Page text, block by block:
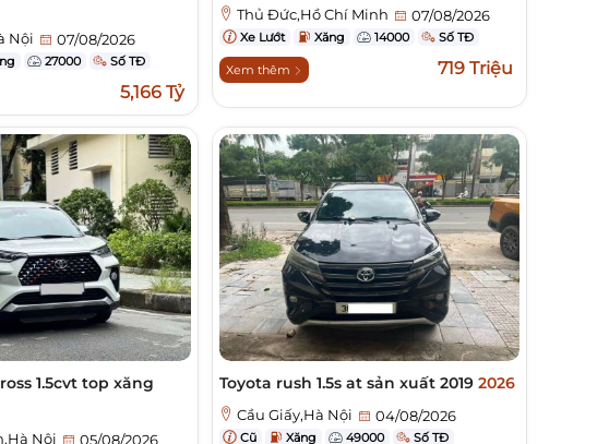
Nội 07/08/2026
27000 Số TĐ
5,166 Tỷ
Thủ Đức,Hồ Chí Minh 07/08/2026
Xe Lướt Xăng 14000 Số TĐ
Xem thêm 719 Triệu
1.5cvt top xăng
Nội 05/08/2026
Toyota rush 1.5s at sản xuất 2019 2026
Cầu Giấy,Hà Nội 04/08/2026
Cũ Xăng 49000 Số TĐ